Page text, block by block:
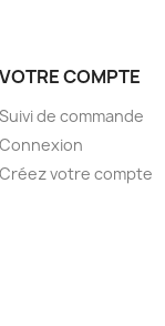
VOTRE COMPTE
Suivi de commande
Connexion
Créez votre compte